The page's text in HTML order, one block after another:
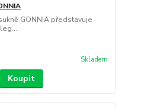
GONNIA představuje
Skladem
Koupit